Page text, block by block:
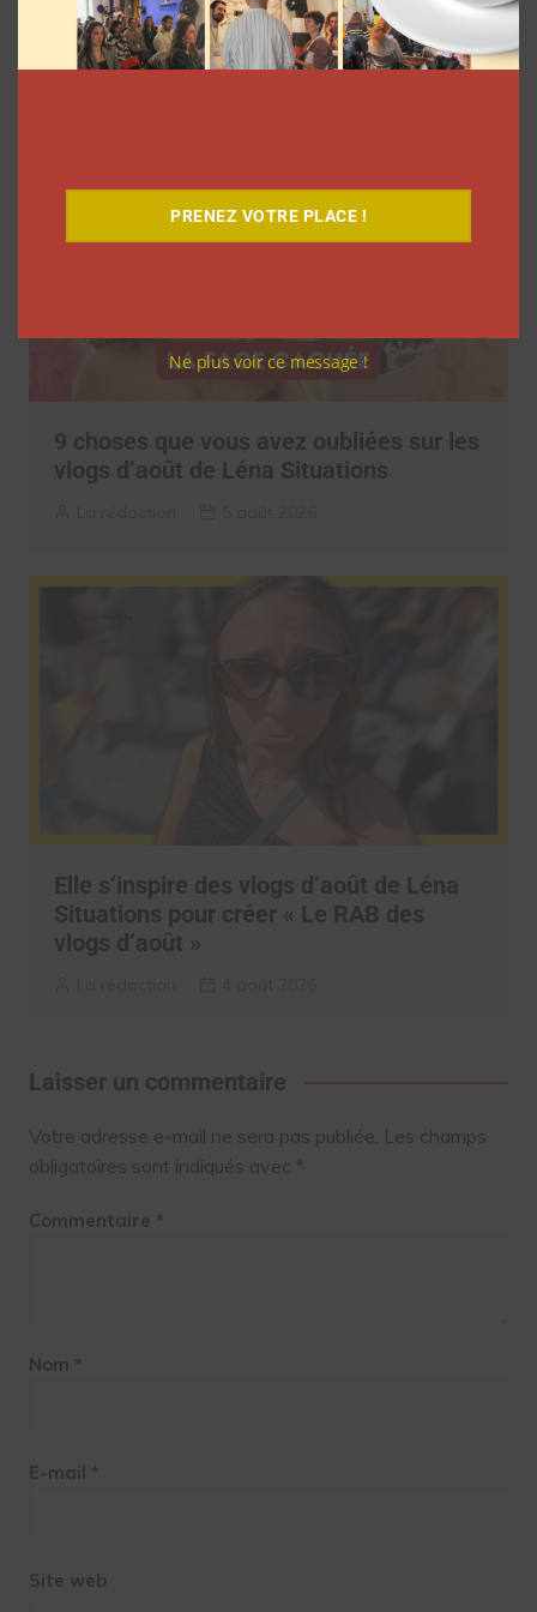
Netflix
Clara Phelippeaux 5 août 2026
9 choses que vous avez oubliées sur les
vlogs d’août de Léna Situations
Elle s’inspire des vlogs d’août de Léna
Situations pour créer « Le RAB des
vlogs d’août »
Laisser un commentaire
Votre adresse e-mail ne sera pas publiée. Les champs
obligatoires sont indiqués avec *
Commentaire *
Nom *
E-mail *
Site web
PRENEZ VOTRE PLACE !
Ne plus voir ce message !